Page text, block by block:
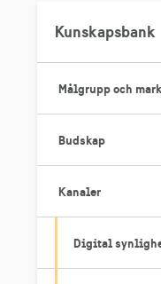
Kunskapsbank
Målgrupp och
Budskap
Kanaler
Digital